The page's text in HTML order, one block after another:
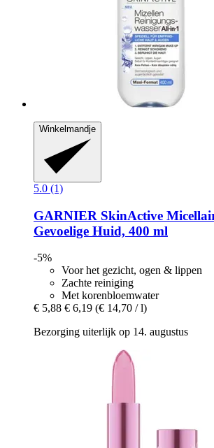
Winkelmandje
5.0 (1)
GARNIER SkinActive
Gevoelige Huid, 400 ml
-5%
Voor het gezicht, ogen & lippen
Zachte reiniging
Met korenbloemwater
€ 5,88 € 6,19 (€ 14,70 / l)
Bezorging uiterlijk op 14. augustus